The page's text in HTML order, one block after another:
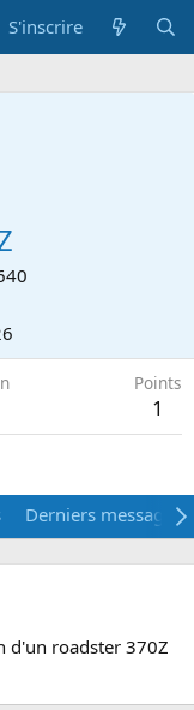
S'inscrire
Points
1
Derniers messages
d'un roadster 370Z